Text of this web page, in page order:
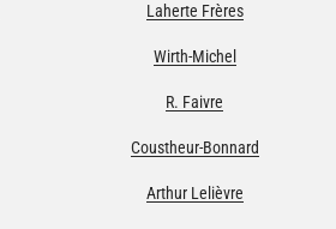
Laherte Frères
Wirth-Michel
R. Faivre
Coustheur-Bonnard
Arthur Lelièvre